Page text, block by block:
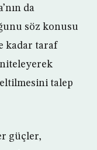
da
söz konusu
kadar taraf
talep
güçler,